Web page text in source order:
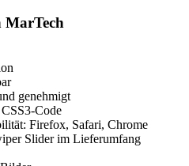
MarTech
genehmigt
Code
Firefox, Safari, Chrome
Slider im Lieferumfang